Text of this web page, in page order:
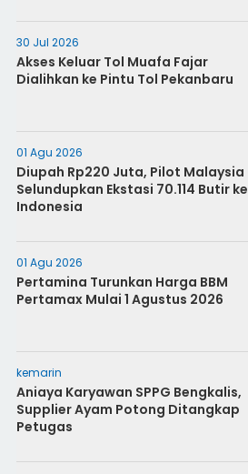
30 Jul 2026
Akses Keluar Tol Muafa Fajar
Dialihkan ke Pintu Tol Pekanbaru
01 Agu 2026
Diupah Rp220 Juta, Pilot Malaysia
Selundupkan Ekstasi 70.114 Butir ke
Indonesia
01 Agu 2026
Pertamina Turunkan Harga BBM
Pertamax Mulai 1 Agustus 2026
kemarin
Aniaya Karyawan SPPG Bengkalis,
Supplier Ayam Potong Ditangkap
Petugas